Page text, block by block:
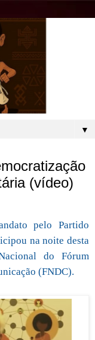
▼
(vídeo)
pelo Partido
na noite desta
do Fórum
(FNDC).